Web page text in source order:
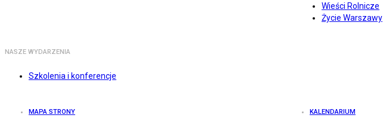
Wieści Rolnicze
Życie Warszawy
NASZE WYDARZENIA
Szkolenia i konferencje
MAPA STRONY KALENDARIUM